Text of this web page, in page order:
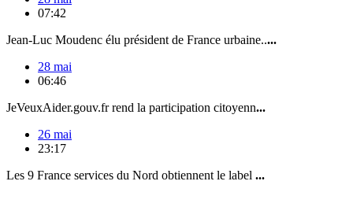
07:42
Jean-Luc Moudenc élu président de France urbaine.....
28 mai
06:46
JeVeuxAider.gouv.fr rend la participation citoyenn...
26 mai
23:17
Les 9 France services du Nord obtiennent le label ...